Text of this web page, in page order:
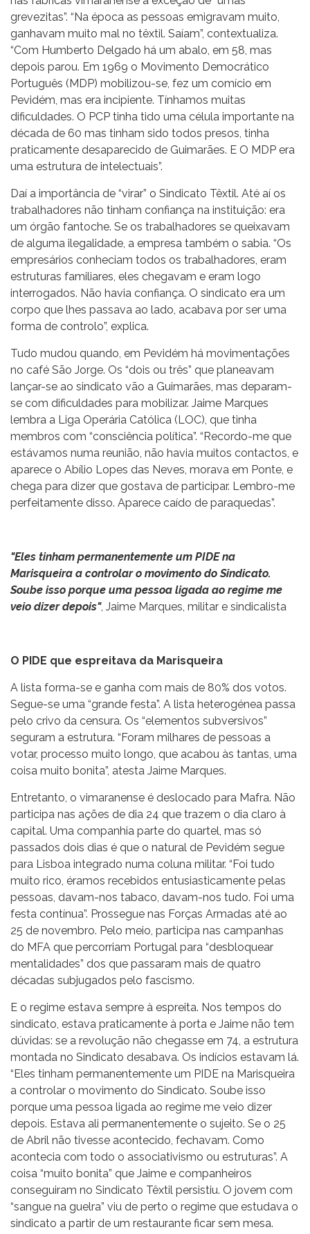
grevezitas”. “Na época as pessoas emigravam muito,
ganhavam muito mal no têxtil. Saíam”, contextualiza.
“Com Humberto Delgado há um abalo, em 58, mas
depois parou. Em 1969 o Movimento Democrático
Português (MDP) mobilizou-se, fez um comício em
Pevidém, mas era incipiente. Tínhamos muitas
dificuldades. O PCP tinha tido uma célula importante na
década de 60 mas tinham sido todos presos, tinha
praticamente desaparecido de Guimarães. E O MDP era
uma estrutura de intelectuais”.
Daí a importância de “virar” o Sindicato Têxtil. Até aí os
trabalhadores não tinham confiança na instituição: era
um órgão fantoche. Se os trabalhadores se queixavam
de alguma ilegalidade, a empresa também o sabia. “Os
empresários conheciam todos os trabalhadores, eram
estruturas familiares, eles chegavam e eram logo
interrogados. Não havia confiança. O sindicato era um
corpo que lhes passava ao lado, acabava por ser uma
forma de controlo”, explica.
Tudo mudou quando, em Pevidém há movimentações
no café São Jorge. Os “dois ou três” que planeavam
lançar-se ao sindicato vão a Guimarães, mas deparam-
se com dificuldades para mobilizar. Jaime Marques
lembra a Liga Operária Católica (LOC), que tinha
membros com “consciência política”. “Recordo-me que
estávamos numa reunião, não havia muitos contactos, e
aparece o Abílio Lopes das Neves, morava em Ponte, e
chega para dizer que gostava de participar. Lembro-me
perfeitamente disso. Aparece caído de paraquedas”.
"Eles tinham permanentemente um PIDE na
Marisqueira a controlar o movimento do Sindicato.
Soube isso porque uma pessoa ligada ao regime me
veio dizer depois", Jaime Marques, militar e sindicalista
O PIDE que espreitava da Marisqueira
A lista forma-se e ganha com mais de 80% dos votos.
Segue-se uma “grande festa”. A lista heterogénea passa
pelo crivo da censura. Os “elementos subversivos”
seguram a estrutura. “Foram milhares de pessoas a
votar, processo muito longo, que acabou às tantas, uma
coisa muito bonita”, atesta Jaime Marques.
Entretanto, o vimaranense é deslocado para Mafra. Não
participa nas ações de dia 24 que trazem o dia claro à
capital. Uma companhia parte do quartel, mas só
passados dois dias é que o natural de Pevidém segue
para Lisboa integrado numa coluna militar. “Foi tudo
muito rico, éramos recebidos entusiasticamente pelas
pessoas, davam-nos tabaco, davam-nos tudo. Foi uma
festa contínua”. Prossegue nas Forças Armadas até ao
25 de novembro. Pelo meio, participa nas campanhas
do MFA que percorriam Portugal para “desbloquear
mentalidades” dos que passaram mais de quatro
décadas subjugados pelo fascismo.
E o regime estava sempre à espreita. Nos tempos do
sindicato, estava praticamente à porta e Jaime não tem
dúvidas: se a revolução não chegasse em 74, a estrutura
montada no Sindicato desabava. Os indícios estavam lá.
“Eles tinham permanentemente um PIDE na Marisqueira
a controlar o movimento do Sindicato. Soube isso
porque uma pessoa ligada ao regime me veio dizer
depois. Estava ali permanentemente o sujeito. Se o 25
de Abril não tivesse acontecido, fechavam. Como
acontecia com todo o associativismo ou estruturas”. A
coisa “muito bonita” que Jaime e companheiros
conseguiram no Sindicato Têxtil persistiu. O jovem com
“sangue na guelra” viu de perto o regime que estudava o
sindicato a partir de um restaurante ficar sem mesa.